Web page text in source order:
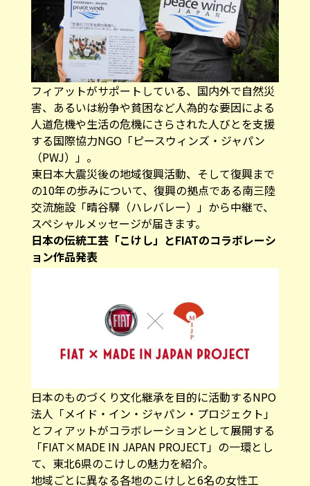
フィアットがサポートしている、国内外で自然災
害、あるいは紛争や貧困など人為的な要因による
人道危機や生活の危機にさらされた人びとを支援
する国際協力NGO「ピースウィンズ・ジャパン
（PWJ）
」。
東日本大震災後の地域復興活動、そして復興まで
の10年の歩みについて、復興の拠点である南三陸
交流施設「晴谷驛（ハレバレー）」から中継で、
スペシャルメッセージが届きます。
日本の伝統工芸「こけし」とFIATのコラボレーシ
ョン作品発表
日本のものづくり文化継承を目的に活動するNPO
法人「メイド・イン・ジャパン・プロジェクト」
とフィアットがコラボレーションとして展開する
「FIAT×MADE IN JAPAN PROJECT」の一環とし
て、東北6県のこけしの魅力を紹介。
地域ごとに異なる各地のこけしと6名の女性工